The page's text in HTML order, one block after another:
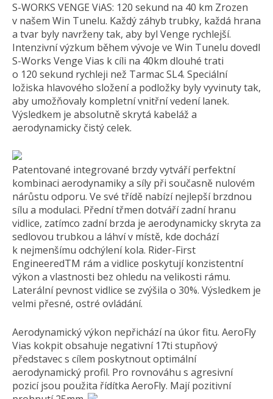
S-WORKS VENGE ViAS: 120 sekund na 40 km Zrozen
v našem Win Tunelu. Každý záhyb trubky, každá hrana
a tvar byly navrženy tak, aby byl Venge rychlejší.
Intenzivní výzkum během vývoje ve Win Tunelu dovedl
S-Works Venge Vias k cíli na 40km dlouhé trati
o 120 sekund rychleji než Tarmac SL4. Speciální
ložiska hlavového složení a podložky byly vyvinuty tak,
aby umožňovaly kompletní vnitřní vedení lanek.
Výsledkem je absolutně skrytá kabeláž a
aerodynamicky čistý celek.
Patentované integrované brzdy vytváří perfektní
kombinaci aerodynamiky a síly při současně nulovém
nárůstu odporu. Ve své třídě nabízí nejlepší brzdnou
sílu a modulaci. Přední třmen dotváří zadní hranu
vidlice, zatímco zadní brzda je aerodynamicky skryta za
sedlovou trubkou a láhví v místě, kde dochází
k nejmenšímu odchýlení kola. Rider-First
EngineeredTM rám a vidlice poskytují konzistentní
výkon a vlastnosti bez ohledu na velikosti rámu.
Laterální pevnost vidlice se zvýšila o 30%. Výsledkem je
velmi přesné, ostré ovládání.
Aerodynamický výkon nepřichází na úkor fitu. AeroFly
Vias kokpit obsahuje negativní 17ti stupňový
představec s cílem poskytnout optimální
aerodynamický profil. Pro rovnováhu s agresivní
pozicí jsou použita řídítka AeroFly. Mají pozitivní